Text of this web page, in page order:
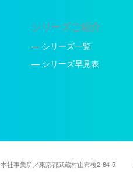
シリーズご紹介
— シリーズ一覧
— シリーズ早見表
本社事業所／東京都武蔵村山市榎2-84-5